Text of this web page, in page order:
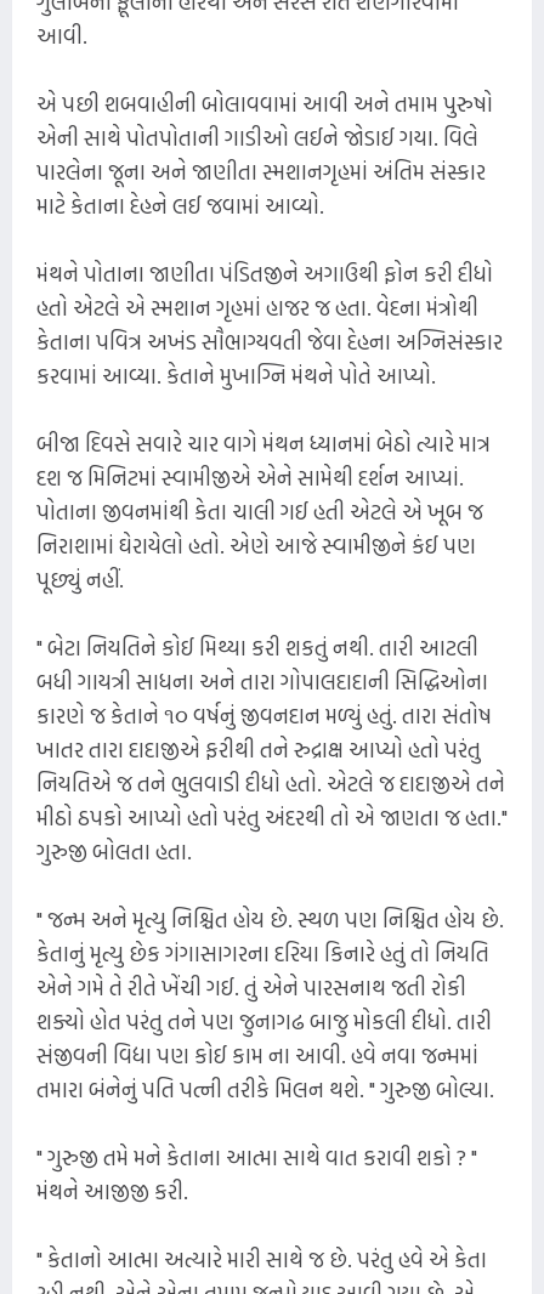
આવી.
એ પછી શબવાહીની બોલાવવામાં આવી અને તમામ પુરુષો
એની સાથે પોતપોતાની ગાડીઓ લઈને જોડાઈ ગયા. વિલે
પારલેના જૂના અને જાણીતા સ્મશાનગૃહમાં અંતિમ સંસ્કાર
માટે કેતાના દેહને લઈ જવામાં આવ્યો.
મંથને પોતાના જાણીતા પંડિતજીને અગાઉથી ફોન કરી દીધો
હતો એટલે એ સ્મશાન ગૃહમાં હાજર જ હતા. વેદના મંત્રોથી
કેતાના પવિત્ર અખંડ સૌભાગ્યવતી જેવા દેહના અગ્નિસંસ્કાર
કરવામાં આવ્યા. કેતાને મુખાગ્નિ મંથને પોતે આપ્યો.
બીજા દિવસે સવારે ચાર વાગે મંથન ધ્યાનમાં બેઠો ત્યારે માત્ર
દશ જ મિનિટમાં સ્વામીજીએ એને સામેથી દર્શન આપ્યાં.
પોતાના જીવનમાંથી કેતા ચાલી ગઈ હતી એટલે એ ખૂબ જ
નિરાશામાં ઘેરાયેલો હતો. એણે આજે સ્વામીજીને કંઈ પણ
પૂછ્યું નહીં.
" બેટા નિયતિને કોઈ મિથ્યા કરી શકતું નથી. તારી આટલી
બધી ગાયત્રી સાધના અને તારા ગોપાલદાદાની સિદ્ધિઓના
કારણે જ કેતાને ૧૦ વર્ષનું જીવનદાન મળ્યું હતું. તારા સંતોષ
ખાતર તારા દાદાજીએ ફરીથી તને રુદ્રાક્ષ આપ્યો હતો પરંતુ
નિયતિએ જ તને ભુલવાડી દીધો હતો. એટલે જ દાદાજીએ તને
મીઠો ઠપકો આપ્યો હતો પરંતુ અંદરથી તો એ જાણતા જ હતા."
ગુરુજી બોલતા હતા.
" જન્મ અને મૃત્યુ નિશ્ચિત હોય છે. સ્થળ પણ નિશ્ચિત હોય છે.
કેતાનું મૃત્યુ છેક ગંગાસાગરના દરિયા કિનારે હતું તો નિયતિ
એને ગમે તે રીતે ખેંચી ગઈ. તું એને પારસનાથ જતી રોકી
શક્યો હોત પરંતુ તને પણ જુનાગઢ બાજુ મોકલી દીધો. તારી
સંજીવની વિદ્યા પણ કોઈ કામ ના આવી. હવે નવા જન્મમાં
તમારા બંનેનું પતિ પત્ની તરીકે મિલન થશે. " ગુરુજી બોલ્યા.
" ગુરુજી તમે મને કેતાના આત્મા સાથે વાત કરાવી શકો ? "
મંથને આજીજી કરી.
" કેતાનો આત્મા અત્યારે મારી સાથે જ છે. પરંતુ હવે એ કેતા